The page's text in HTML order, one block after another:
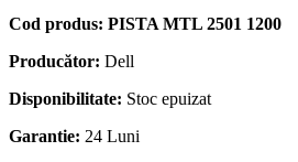
Cod produs: PISTA MTL 2501 1200
Producător: Dell
Disponibilitate: Stoc epuizat
Garantie: 24 Luni